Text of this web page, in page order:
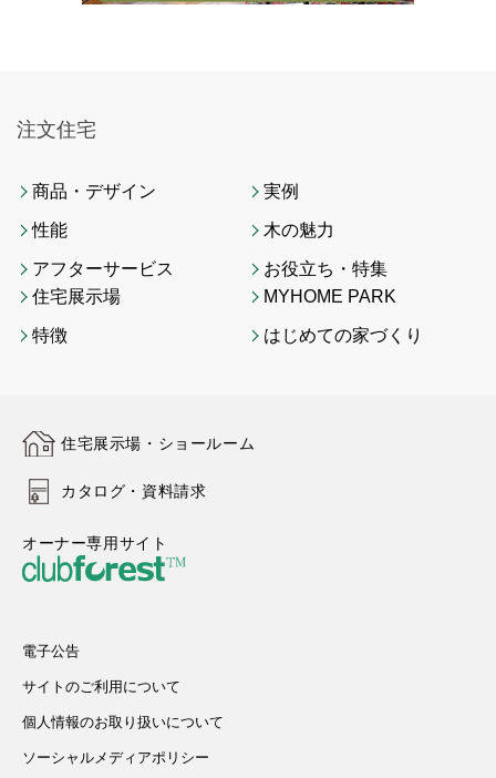
注文住宅
商品・デザイン
性能
アフターサービス
実例
木の魅力
お役立ち・特集
住宅展示場
特徴
MYHOME PARK
はじめての家づくり
住宅展示場・ショールーム
カタログ・資料請求
オーナー専用サイト
電子公告
サイトのご利用について
個人情報のお取り扱いについて
ソーシャルメディアポリシー